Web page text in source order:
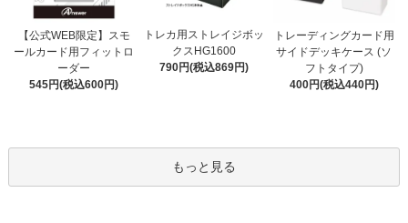
【公式WEB限定】スモ
ールカード用フィットロ
ーダー
545円(税込600円)
トレカ用ストレイジボッ
クスHG1600
790円(税込869円)
トレーディングカード用
サイドデッキケース (ソ
フトタイプ)
400円(税込440円)
もっと見る